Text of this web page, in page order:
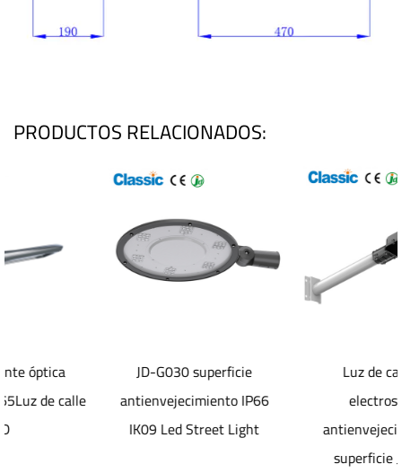
PRODUCTOS RELACIONADOS:
JD-G030 superficie
antienvejecimiento IP66
IK09 Led Street Light
Luz de calle Led
electrostática
antienvejecimiento de
superficie JD-1072